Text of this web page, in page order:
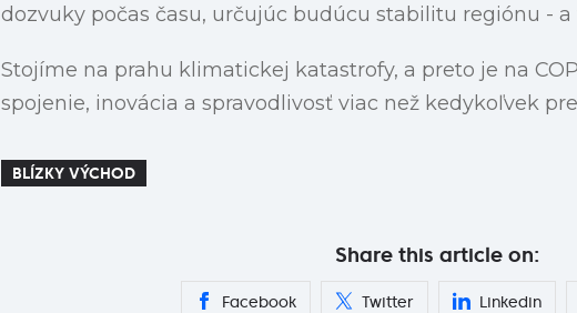
dozvuky počas času, určujúc budúcu stabilitu regiónu - a
Stojíme na prahu klimatickej katastrofy, a preto je na
spojenie, inovácia a spravodlivosť viac než kedykoľvek
BLÍZKY VÝCHOD
Share this article on:
Facebook Twitter Linkedin